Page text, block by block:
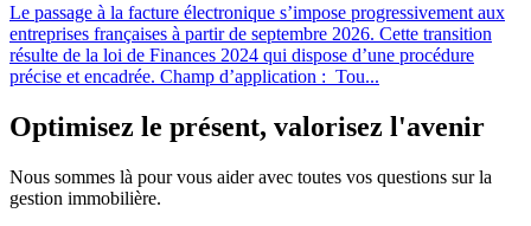
Le passage à la facture électronique s’impose progressivement aux
entreprises françaises à partir de septembre 2026. Cette transition
résulte de la loi de Finances 2024 qui dispose d’une procédure
précise et encadrée. Champ d’application : Tou...
Optimisez le présent, valorisez l'avenir
Nous sommes là pour vous aider avec toutes vos questions sur la
gestion immobilière.